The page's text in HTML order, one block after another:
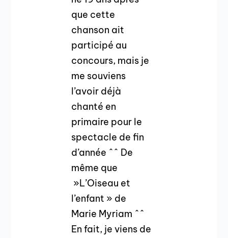
que cette
chanson ait
participé au
concours, mais je
me souviens
l’avoir déjà
chanté en
primaire pour le
spectacle de fin
d’année ^^ De
même que
»L’Oiseau et
l’enfant » de
Marie Myriam ^^
En fait, je viens de